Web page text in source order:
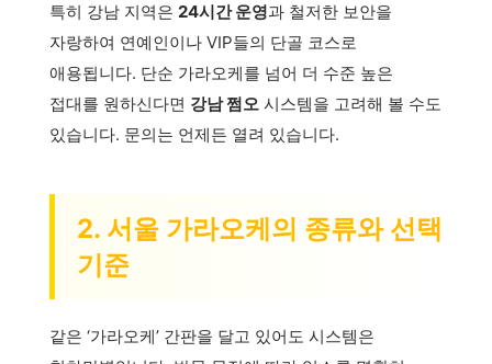
특히 강남 지역은 24시간 운영과 철저한 보안을
자랑하여 연예인이나 VIP들의 단골 코스로
애용됩니다. 단순 가라오케를 넘어 더 수준 높은
접대를 원하신다면 강남 쩜오 시스템을 고려해 볼 수도
있습니다. 문의는 언제든 열려 있습니다.
2. 서울 가라오케의 종류와 선택
기준
같은 ‘가라오케’ 간판을 달고 있어도 시스템은